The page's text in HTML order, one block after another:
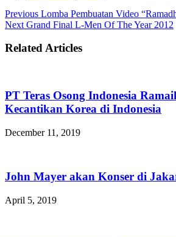
Previous Lomba Pembuatan Video
Next Grand Final L-Men Of The Year 2012
Related Articles
PT Teras Osong Indonesia
Kecantikan Korea di Indonesia
December 11, 2019
John Mayer akan Konser di
April 5, 2019